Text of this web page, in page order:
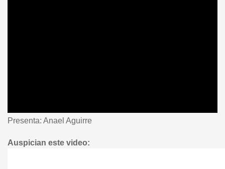
Presenta: Anael Aguirre
Auspician este video: